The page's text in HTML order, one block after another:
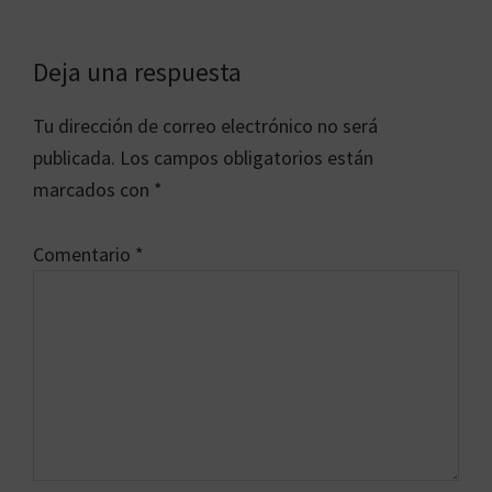
Interacciones
con
los
lectores
Deja una respuesta
Tu dirección de correo electrónico no será
publicada. Los campos obligatorios están
marcados con *
Comentario *